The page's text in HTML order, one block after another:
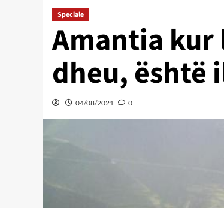
Speciale
Amantia kur
dheu, është
04/08/2021 0